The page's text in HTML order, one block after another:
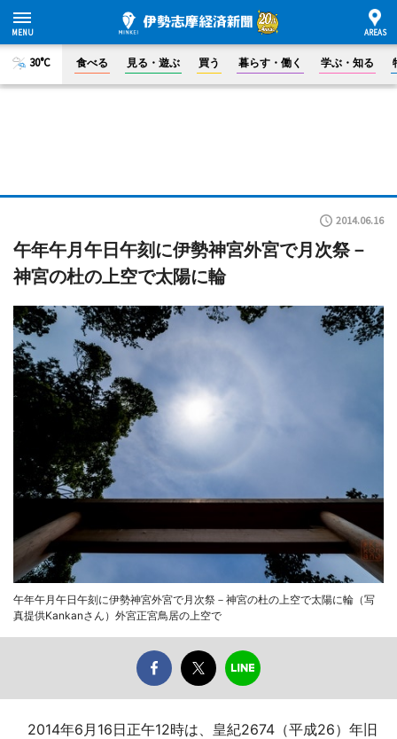
30°C 食べる 見る・遊ぶ 買う 暮らす・働く 学ぶ・知る
2014.06.16
午年午月午日午刻に伊勢神宮外宮で月次祭－
神宮の杜の上空で太陽に輪
午年午月午日午刻に伊勢神宮外宮で月次祭－神宮の杜の上空で太陽に輪（写
真提供Kankanさん）外宮正宮鳥居の上空で
2014年6月16日正午12時は、皇紀2674（平成26）年旧